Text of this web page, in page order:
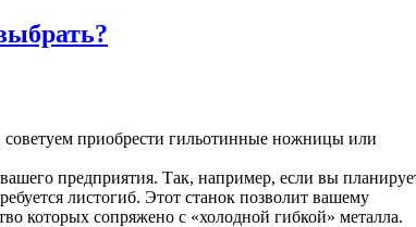
советуем приобрести гильотинные ножницы или
предприятия. Так, например, если вы
листогиб. Этот станок позволит вашему
которых сопряжено с «холодной гибкой» металла.